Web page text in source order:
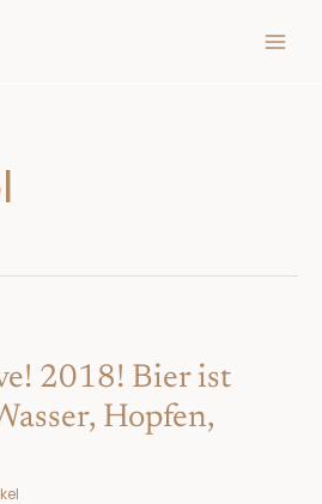
2018! Bier ist
Hopfen,